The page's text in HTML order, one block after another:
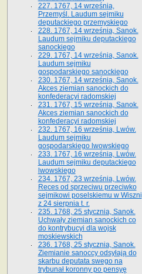
227. 1767, 14 września,
Przemyśl. Laudum sejmiku
deputackiego przemyskiego
228. 1767, 14 września, Sanok.
Laudum sejmiku deputackiego
sanockiego
229. 1767, 14 września, Sanok.
Laudum sejmiku
gospodarskiego sanockiego
230. 1767, 14 września, Sanok.
Akces ziemian sanockich do
konfederacyi radomskiej
231. 1767, 15 września, Sanok.
Akces ziemian sanockich do
konfederacyi radomskiej
232. 1767, 16 września, Lwów.
Laudum sejmiku
gospodarskiego lwowskiego
233. 1767, 16 września, Lwów.
Laudum sejmiku deputackiego
lwowskiego
234. 1767, 23 września, Lwów.
Reces od sprzeciwu przeciwko
sejmikowi poselskiemu w Wiszni
z 24 sierpnia t. r.
235. 1768, 25 stycznia, Sanok.
Uchwały ziemian sanockich co
do kontrybucyi dla wojsk
moskiewskich
236. 1768, 25 stycznia, Sanok.
Ziemianie sanoccy odsyłają do
skarbu deputata swego na
trybunał koronny po pensyę